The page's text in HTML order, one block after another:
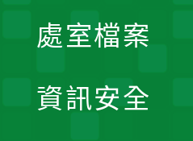
處室檔案
資訊安全